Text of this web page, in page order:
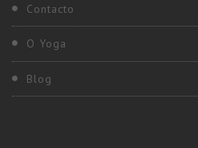
Contacto
O Yoga
Blog